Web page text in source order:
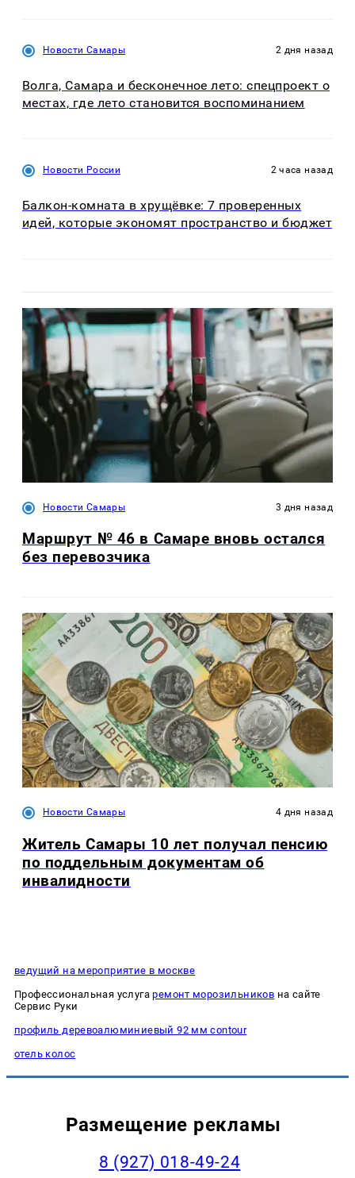
Новости Самары 2 дня назад
Волга, Самара и бесконечное лето: спецпроект о
местах, где лето становится воспоминанием
Новости России 2 часа назад
Балкон-комната в хрущёвке: 7 проверенных
идей, которые экономят пространство и бюджет
Новости Самары 3 дня назад
Маршрут № 46 в Самаре вновь остался
без перевозчика
Новости Самары 4 дня назад
Житель Самары 10 лет получал пенсию
по поддельным документам об
инвалидности
ведущий на мероприятие в москве
Профессиональная услугаремонт морозильников на сайте
Сервис Руки
профиль деревоалюминиевый 92 мм contour
отель колос
Размещение рекламы
8 (927) 018-49-24